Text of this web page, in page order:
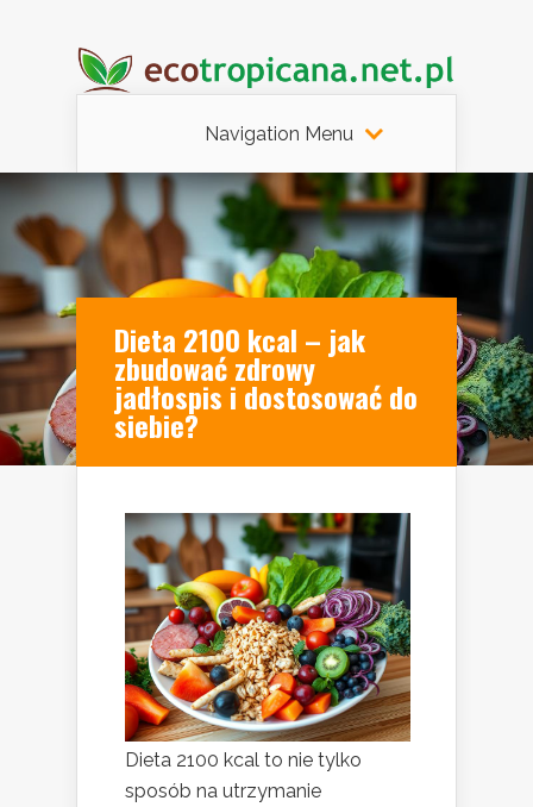
Navigation Menu
Dieta 2100 kcal – jak
zbudować zdrowy
jadłospis i dostosować do
siebie?
Dieta 2100 kcal to nie tylko
sposób na utrzymanie